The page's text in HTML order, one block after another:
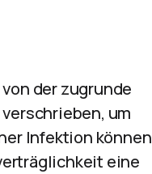
der zugrunde
um
Infektion können
eine